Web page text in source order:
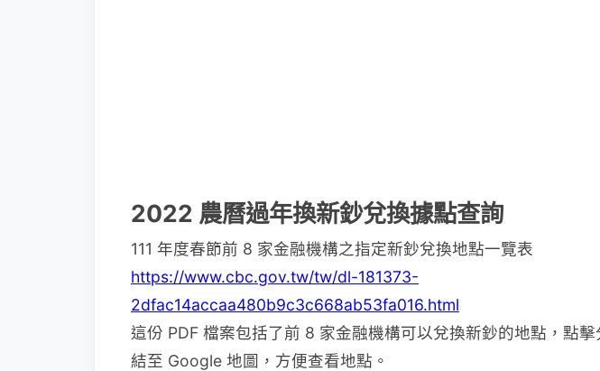
2022 農曆過年換新鈔兌換據點查詢
111 年度春節前 8 家金融機構之指定新鈔兌換地點一覽表
https://www.cbc.gov.tw/tw/dl-181373-
2dfac14accaa480b9c3c668ab53fa016.html
這份 PDF 檔案包括了前 8 家金融機構可以兌換新鈔的地點，點
結至 Google 地圖，方便查看地點。